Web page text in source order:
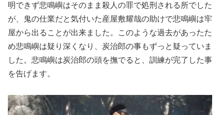
明できず悲鳴嶼はそのまま殺人の罪で処刑される所でした
が、鬼の仕業だと気付いた産屋敷耀哉の助けで悲鳴嶼は牢
屋から出ることが出来ました。このような過去があったた
め悲鳴嶼は疑り深くなり、炭治郎の事もずっと疑っていま
した。悲鳴嶼は炭治郎の頭を撫でると、訓練が完了した事
を告げます。